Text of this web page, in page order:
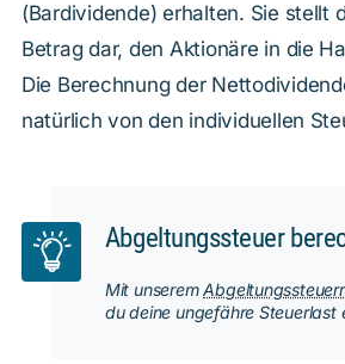
(Bardividende) erhalten. Sie stellt
Betrag dar, den Aktionäre in die
Die Berechnung der
natürlich von den individuellen
Abgeltungssteuer
Mit unserem
du deine ungefähre Steuerlast